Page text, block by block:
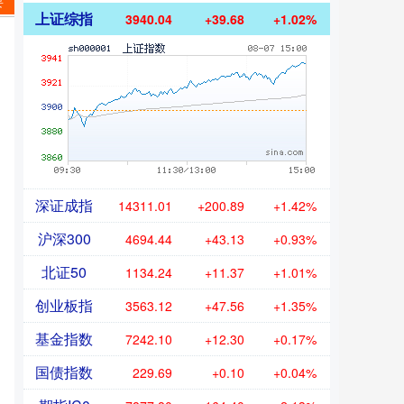
上证综指 3940.04 +39.68 +1.02%
深证成指 14311.01 +200.89 +1.42%
沪深300 4694.44 +43.13 +0.93%
北证50 1134.24 +11.37 +1.01%
创业板指 3563.12 +47.56 +1.35%
基金指数 7242.10 +12.30 +0.17%
国债指数 229.69 +0.10 +0.04%